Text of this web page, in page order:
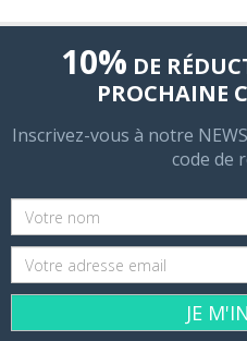
10% DE
PROCHAINE
Inscrivez-vous à notre
code de
JE